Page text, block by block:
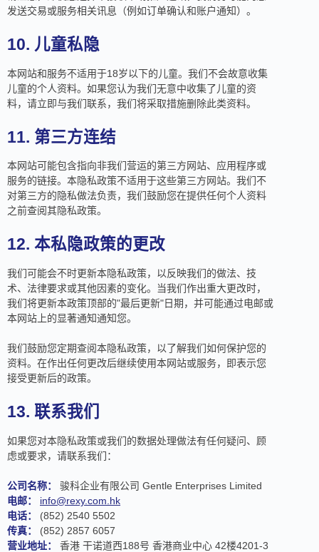
发送交易或服务相关讯息（例如订单确认和账户通知）。
10. 儿童私隐
本网站和服务不适用于18岁以下的儿童。我们不会故意收集
儿童的个人资料。如果您认为我们无意中收集了儿童的资
料，请立即与我们联系，我们将采取措施删除此类资料。
11. 第三方连结
本网站可能包含指向非我们营运的第三方网站、应用程序或
服务的链接。本隐私政策不适用于这些第三方网站。我们不
对第三方的隐私做法负责，我们鼓励您在提供任何个人资料
之前查阅其隐私政策。
12. 本私隐政策的更改
我们可能会不时更新本隐私政策，以反映我们的做法、技
术、法律要求或其他因素的变化。当我们作出重大更改时，
我们将更新本政策顶部的"最后更新"日期，并可能通过电邮或
本网站上的显著通知通知您。
我们鼓励您定期查阅本隐私政策，以了解我们如何保护您的
资料。在作出任何更改后继续使用本网站或服务，即表示您
接受更新后的政策。
13. 联系我们
如果您对本隐私政策或我们的数据处理做法有任何疑问、顾
虑或要求，请联系我们：
公司名称：
骏科企业有限公司 Gentle Enterprises Limited
电邮：
info@rexy.com.hk
电话：
(852) 2540 5502
传真：
(852) 2857 6057
营业地址：
香港 干诺道西188号 香港商业中心 42楼4201-3